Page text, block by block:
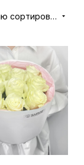
По возрастанию сортировки